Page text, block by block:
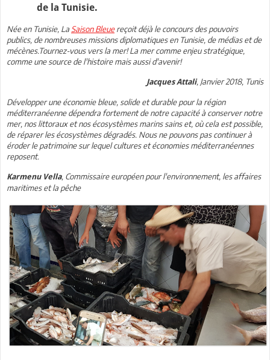
de la Tunisie.
Née en Tunisie, La Saison Bleuereçoit déjà le concours des pouvoirs
publics, de nombreuses missions diplomatiques en Tunisie, de médias et de
mécènes.Tournez-vous vers la mer! La mer comme enjeu stratégique,
comme une source de l'histoire mais aussi d'avenir!
Jacques Attali, Janvier 2018, Tunis
Développer une économie bleue, solide et durable pour la région
méditerranéenne dépendra fortement de notre capacité à conserver notre
mer, nos littoraux et nos écosystèmes marins sains et, où cela est possible,
de réparer les écosystèmes dégradés. Nous ne pouvons pas continuer à
éroder le patrimoine sur lequel cultures et économies méditerranéennes
reposent.
Karmenu Vella, Commissaire européen pour l'environnement, les affaires
maritimes et la pêche